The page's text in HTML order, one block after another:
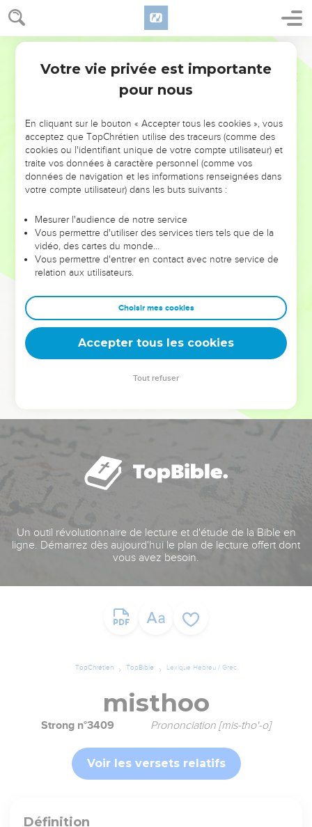
NE MANQUEZ PAS L’ÉVÉNEMENT
DE L’ANNÉE !
ET SI LEURS ERREURS POUVAIENT VOUS ÉVITER LES
VOTRES ?
leur foi ou leur vision. Mais on voit moins les doutes, les erreurs
et les saisons difficiles qu'ils ont traversés, alors même que ce
sont elles qui les ont façonnés.
Dans cette conférence, leaders, entrepreneurs, et responsables
clés pour avancer avec plus de sagesse afin que leurs erreurs
deviennent vos tremplins. Que vous guidiez un ministère, une
équipe, un groupe ou une famille, leur expérience est faite
Un outil révolutionnaire de lecture et d'étude de la Bible en
ligne. Démarrez dès aujourd'hui le plan de lecture offert dont
vous avez besoin.
TopChrétien TopBible Lexique Hébreu / Grec
misthoo
Strong n°3409 Prononciation [mis-tho'-o]
Voir les versets relatifs
Définition
Votre vie privée est importante
pour nous
En cliquant sur le bouton « Accepter tous les cookies », vous
acceptez que TopChrétien utilise des traceurs (comme des
cookies ou l'identifiant unique de votre compte utilisateur) et
traite vos données à caractère personnel (comme vos
données de navigation et les informations renseignées dans
votre compte utilisateur) dans les buts suivants :
Mesurer l'audience de notre service
Vous permettre d'utiliser des services tiers tels que de la
vidéo, des cartes du monde…
Vous permettre d'entrer en contact avec notre service de
relation aux utilisateurs.
Choisir mes cookies
Accepter tous les cookies
Tout refuser